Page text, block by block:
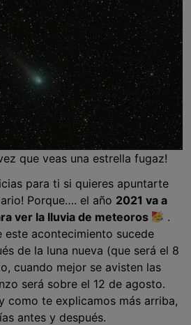
que veas una estrella fugaz!
para ti si quieres apuntarte
Porque…. el año 2021 va a
ver la lluvia de meteoros
.
este acontecimiento sucede
de la luna nueva (que será el 8
cuando mejor se avisten las
será sobre el 12 de agosto.
como te explicamos más arriba,
antes y después.